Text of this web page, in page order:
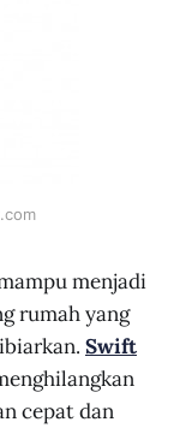
menjadi
rumah yang
Swift
cepat dan